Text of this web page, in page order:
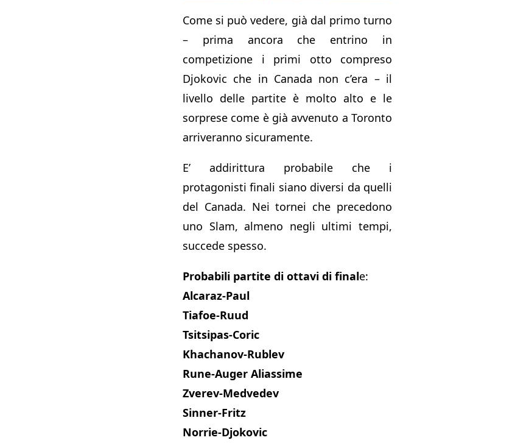
Come si può vedere, già dal primo turno
– prima ancora che entrino in
competizione i primi otto compreso
Djokovic che in Canada non c’era – il
livello delle partite è molto alto e le
sorprese come è già avvenuto a Toronto
arriveranno sicuramente.
E’ addirittura probabile che i
protagonisti finali siano diversi da quelli
del Canada. Nei tornei che precedono
uno Slam, almeno negli ultimi tempi,
succede spesso.
Probabili partite di ottavi di finale:
Alcaraz-Paul
Tiafoe-Ruud
Tsitsipas-Coric
Khachanov-Rublev
Rune-Auger Aliassime
Zverev-Medvedev
Sinner-Fritz
Norrie-Djokovic